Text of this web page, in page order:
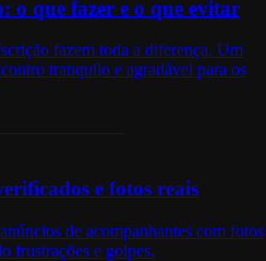
o que fazer e o que evitar
fazem toda a diferença. Um
tranquilo e agradável para os
e fotos reais
de acompanhantes com fotos
frustrações e golpes.